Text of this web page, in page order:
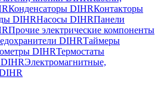
Конденсаторы DIHRКонтакторы
DIHRНасосы DIHRПанели
Прочие электрические компоненты
DIHRТаймеры
DIHRТермостаты
Электромагнитные,